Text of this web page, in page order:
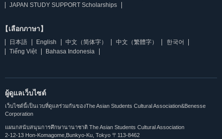
JAPAN STUDY SUPPORT Scholarships
【เลือกภาษา】
日本語 English 中文（简体字） 中文（繁體字）
한국어
Tiếng Việt
Bahasa Indonesia
ผู้ดูแลเว็บไซต์
เว็บไซต์นี้เป็นเวบที่ดูแลร่วมกันของThe Asian Students Cultural Association&Benesse
Corporation
แผนกสนับสนุนการศึกษานานาชาติ The Asian Students Cultural Association
2-12-13 Hon-Komagome,Bunkyo-Ku, Tokyo 〒113-8462